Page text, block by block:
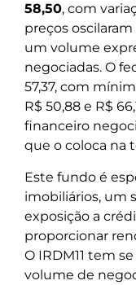
58,50, com
preços oscilaram
um volume
negociadas. O
57,37, com
R$ 50,88 e R$
financeiro
que o coloca na
Este fundo é
imobiliários, um
exposição a
proporcionar
O IRDM11 tem
volume de